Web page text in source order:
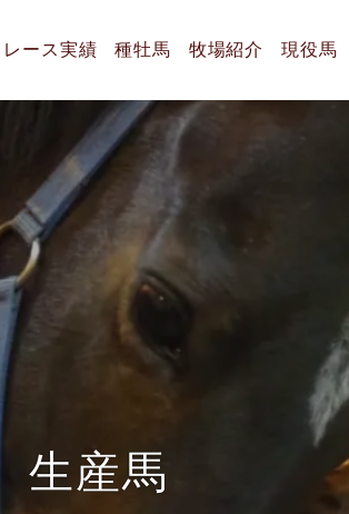
レース実績 種牡馬 牧場紹介 現役馬
生産馬